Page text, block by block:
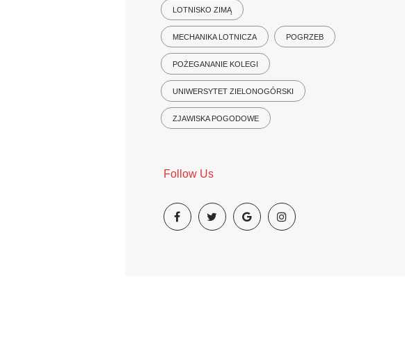
LOTNISKO ZIMĄ
MECHANIKA LOTNICZA POGRZEB
POŻEGANANIE KOLEGI
UNIWERSYTET ZIELONOGÓRSKI
ZJAWISKA POGODOWE
Follow Us